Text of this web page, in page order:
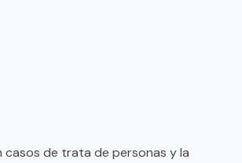
casos de trata de personas y la